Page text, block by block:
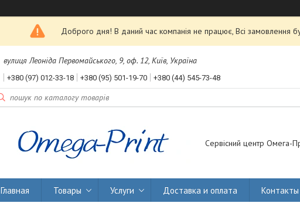
Доброго дня! В даний час компанія не працює, Всі замовлення
вулиця Леоніда Первомайського, 9, оф. 12, Київ, Україна
+380 (97) 012-33-18 +380 (95) 501-19-70 +380 (44) 545-73-48
Сервісний центр Омега-
Главная Товары Услуги Доставка и оплата Контакты